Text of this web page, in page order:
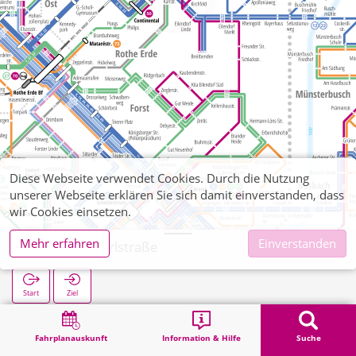
Fahrplanauskunft Information & Hilfe Suche
Eilendorf Karlstraße
Start Ziel
Eilendorf Karlstraße
Diese Webseite verwendet Cookies. Durch die Nutzung
unserer Webseite erklären Sie sich damit einverstanden, dass
wir Cookies einsetzen.
Mehr erfahren
Einverstanden